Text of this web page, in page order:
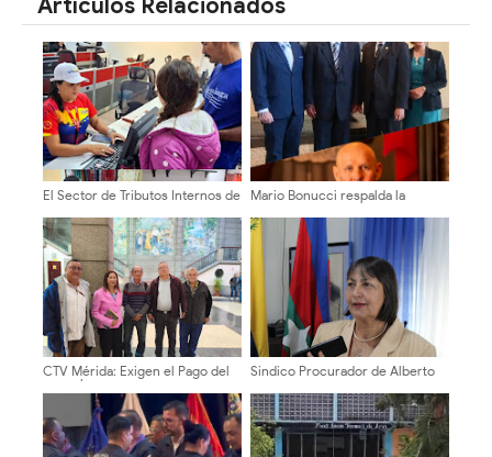
Artículos Relacionados
El Sector de Tributos Internos de
servidores públicos al servicio
del pueblo merideño
Mario Bonucci respalda la
destaca la necesidad de un
equipo con experiencia
comprobada
CTV Mérida: Exigen el Pago del
Bono Único Vacacional para
Trabajadores de la Gobernación
Sindico Procurador de Alberto
responsabilidad exclusiva de sus
promotores